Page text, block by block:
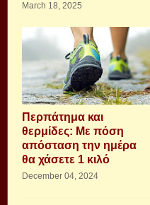
March 18, 2025
Περπάτημα και
θερμίδες: Με πόση
απόσταση την ημέρα
θα χάσετε 1 κιλό
December 04, 2024